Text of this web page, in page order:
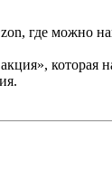
где можно
которая